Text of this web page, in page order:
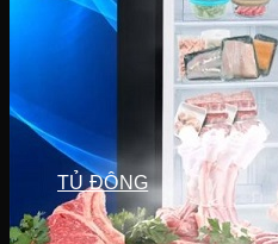
Tủ lạnh Hitachi
Tủ lạnh Toshiba
Tủ lạnh SamSung
Tủ lạnh Panasonic
Tủ lạnh Mitsubishi
Tủ lạnh Electrolux
TỦ ĐÔNG
Tủ đông Alaska
Tủ đông Sanaky